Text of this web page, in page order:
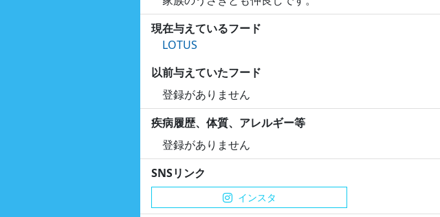
現在与えているフード
LOTUS
以前与えていたフード
登録がありません
疾病履歴、体質、アレルギー等
登録がありません
SNSリンク
インスタ